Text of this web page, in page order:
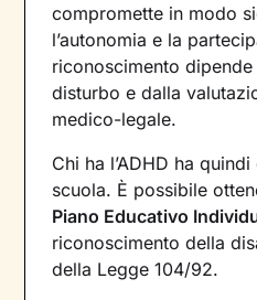
compromette in modo
l’autonomia e la
riconoscimento
disturbo e dalla
medico-legale.
Chi ha l’ADHD ha
scuola. È possibile
Piano Educativo
riconoscimento della
della Legge 104/92.